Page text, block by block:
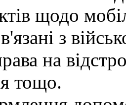
щодо
з
на
тощо.